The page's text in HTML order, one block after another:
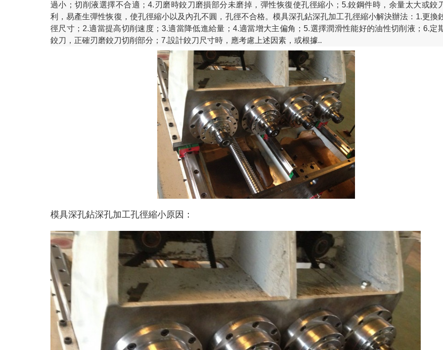
過小；切削液選擇不合適；4.刃磨時鉸刀磨損部分未磨掉，彈性恢復使孔徑縮小；5.鉸鋼件時，余量太大或鉸
利，易產生彈性恢復，使孔徑縮小以及內孔不圓，孔徑不合格。模具深孔鉆深孔加工孔徑縮小解決辦法：1.更換
徑尺寸；2.適當提高切削速度；3.適當降低進給量；4.適當增大主偏角；5.選擇潤滑性能好的油性切削液；6.定
鉸刀，正確刃磨鉸刀切削部分；7.設計鉸刀尺寸時，應考慮上述因素，或根據..
模具深孔鉆深孔加工孔徑縮小原因：